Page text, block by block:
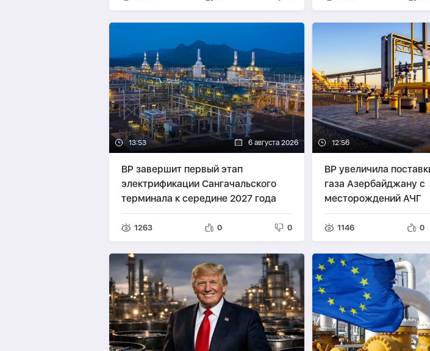
13:53 6 августа 2026
BP завершит первый этап
электрификации Сангачальского
терминала к середине 2027 года
1263 0 0
12:56
BP увеличила
газа Азербайджану с
месторождений АЧГ
1146 0